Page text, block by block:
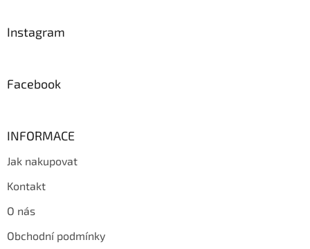
Instagram
Facebook
INFORMACE
Jak nakupovat
Kontakt
O nás
Obchodní podmínky